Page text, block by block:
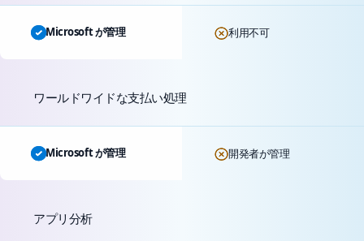
Microsoft が管理 利用不可
ワールドワイドな支払い処理
Microsoft が管理 開発者が管理
アプリ分析